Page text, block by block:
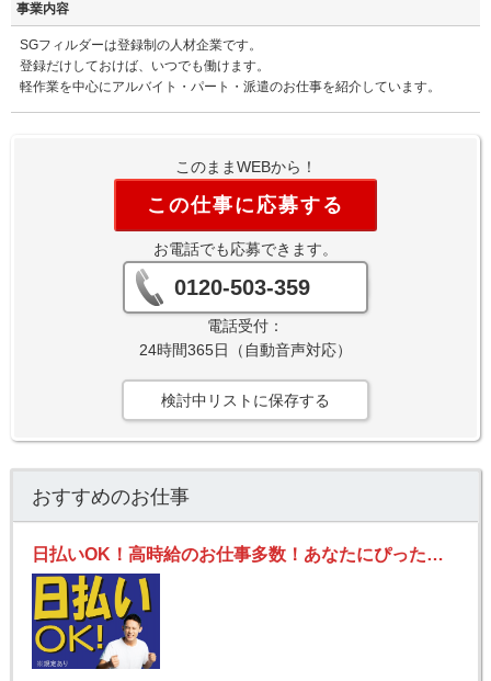
事業内容
SGフィルダーは登録制の人材企業です。
登録だけしておけば、いつでも働けます。
軽作業を中心にアルバイト・パート・派遣のお仕事を紹介しています。
このままWEBから！
この仕事に応募する
お電話でも応募できます。
0120-503-359
電話受付：
24時間365日（自動音声対応）
検討中リストに保存する
おすすめのお仕事
日払いOK！高時給のお仕事多数！あなたにぴったりのお仕事を見つけます！